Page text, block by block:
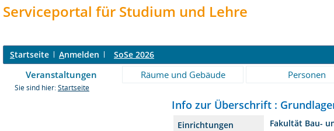
Serviceportal für Studium und Lehre
Startseite Anmelden SoSe 2026
Veranstaltungen Räume und Gebäude Personen
Sie sind hier: Startseite
Info zur Überschrift :
Einrichtungen Fakultät Bau-